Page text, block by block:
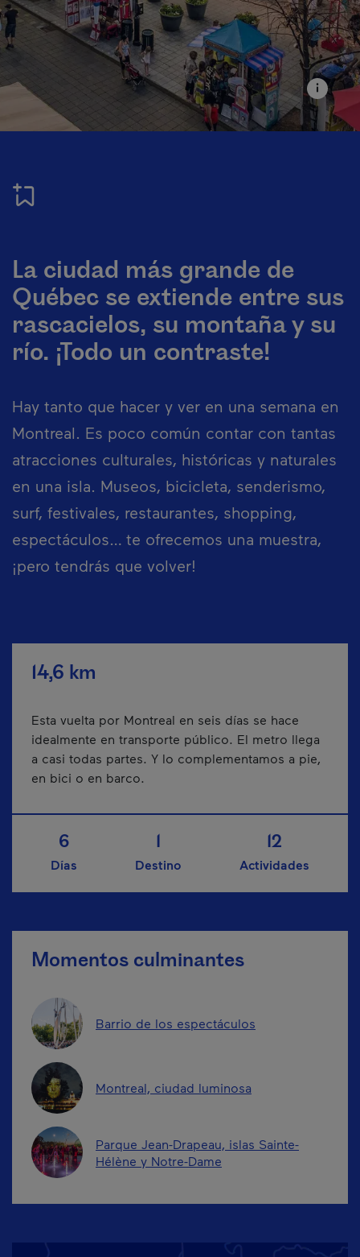
La ciudad más grande de
Québec se extiende entre sus
rascacielos, su montaña y su
río. ¡Todo un contraste!
Hay tanto que hacer y ver en una semana en
Montreal. Es poco común contar con tantas
atracciones culturales, históricas y naturales
en una isla. Museos, bicicleta, senderismo,
surf, festivales, restaurantes, shopping,
espectáculos… te ofrecemos una muestra,
¡pero tendrás que volver!
14,6 km
Esta vuelta por Montreal en seis días se hace
idealmente en transporte público. El metro llega
a casi todas partes. Y lo complementamos a pie,
en bici o en barco.
Días
6
Destino
1
Actividades
12
Momentos culminantes
Barrio de los espectáculos
Montreal, ciudad luminosa
Parque Jean-Drapeau, islas Sainte-
Hélène y Notre-Dame